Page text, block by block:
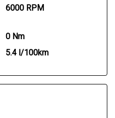
6000 RPM
0 Nm
5.4 l/100km